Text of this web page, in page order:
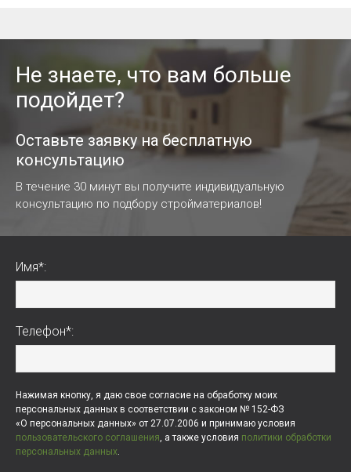
Не знаете, что вам больше
подойдет?
Оставьте заявку на бесплатную
консультацию
В течение 30 минут вы получите индивидуальную
консультацию по подбору стройматериалов!
Имя*:
Телефон*:
Нажимая кнопку, я даю свое согласие на обработку моих
персональных данных в соответствии с законом № 152-ФЗ
«О персональных данных» от 27.07.2006 и принимаю условия
пользовательского соглашения, а также условия политики обработки
персональных данных.